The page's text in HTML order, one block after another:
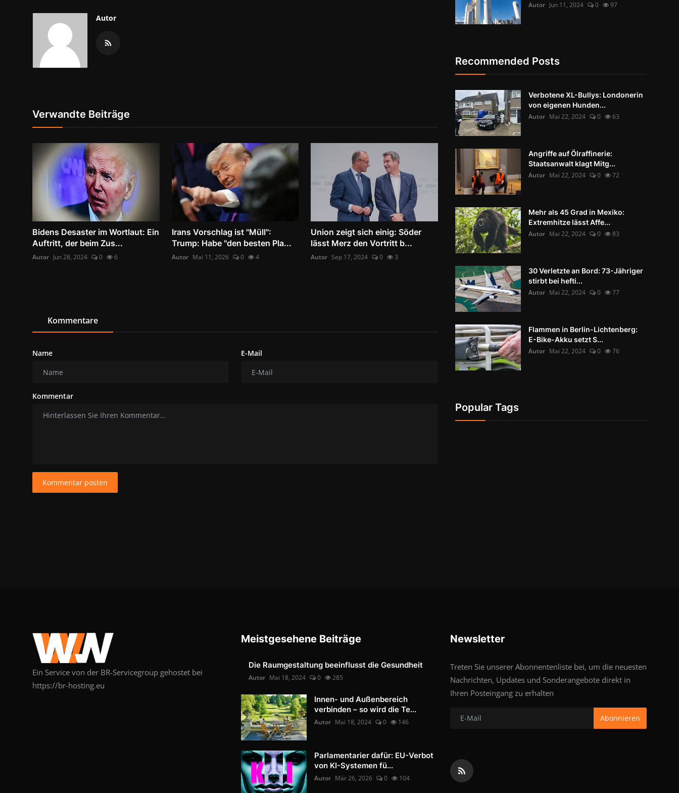
Autor
Verwandte Beiträge
Bidens Desaster im Wortlaut: Ein
Auftritt, der beim Zus...
Autor Jun 28, 2024 0 6
Irans Vorschlag ist "Müll":
Trump: Habe "den besten Pla...
Autor Mai 11, 2026 0 4
Union zeigt sich einig: Söder
lässt Merz den Vortritt b...
Autor Sep 17, 2024 0 3
Kommentare
Name E-Mail
Kommentar
Kommentar posten
Autor Jun 11, 2024 0 97
Recommended Posts
Verbotene XL-Bullys: Londonerin
von eigenen Hunden...
Autor Mai 22, 2024 0 63
Angriffe auf Ölraffinerie:
Staatsanwalt klagt Mitg...
Autor Mai 22, 2024 0 72
Mehr als 45 Grad in Mexiko:
Extremhitze lässt Affe...
Autor Mai 22, 2024 0 83
30 Verletzte an Bord: 73-Jähriger
stirbt bei hefti...
Autor Mai 22, 2024 0 77
Flammen in Berlin-Lichtenberg:
E-Bike-Akku setzt S...
Autor Mai 22, 2024 0 76
Popular Tags
Ein Service von der BR-Servicegroup gehostet bei
https://br-hosting.eu
Meistgesehene Beiträge
Die Raumgestaltung beeinflusst die Gesundheit
Autor Mai 18, 2024 0 285
Innen- und Außenbereich
verbinden – so wird die Te...
Autor Mai 18, 2024 0 146
Parlamentarier dafür: EU-Verbot
von KI-Systemen fü...
Autor Mär 26, 2026 0 104
Newsletter
Treten Sie unserer Abonnentenliste bei, um die neuesten
Nachrichten, Updates und Sonderangebote direkt in
Ihren Posteingang zu erhalten
Abonnieren